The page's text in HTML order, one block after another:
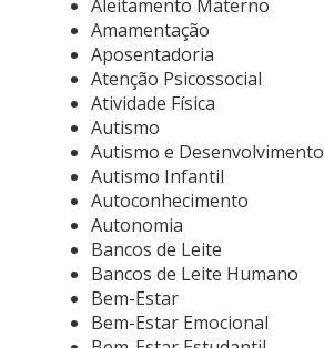
Aleitamento Materno
Amamentação
Aposentadoria
Atenção Psicossocial
Atividade Física
Autismo
Autismo e Desenvolvimento
Autismo Infantil
Autoconhecimento
Autonomia
Bancos de Leite
Bancos de Leite Humano
Bem-Estar
Bem-Estar Emocional